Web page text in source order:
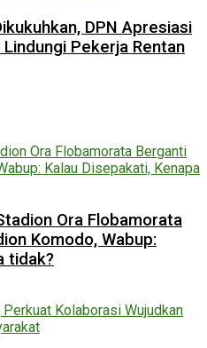
DPN Apresiasi
Pekerja Rentan
Ora Flobamorata
Komodo, Wabup:
tidak?